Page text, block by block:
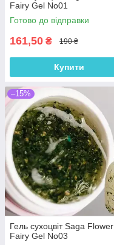
Fairy Gel No01
Готово до відправки
161,50 ₴ 190 ₴
Купити
–15%
Гель сухоцвіт Saga Flower
Fairy Gel No03